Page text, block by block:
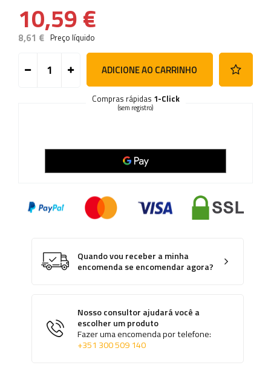
10,59 €
8,61 € Preço líquido
ADICIONE AO CARRINHO
Compras rápidas 1-Click
(sem registro)
Quando vou receber a minha
encomenda se encomendar agora?
Nosso consultor ajudará você a
escolher um produto
Fazer uma encomenda por telefone:
+351 300 509 140